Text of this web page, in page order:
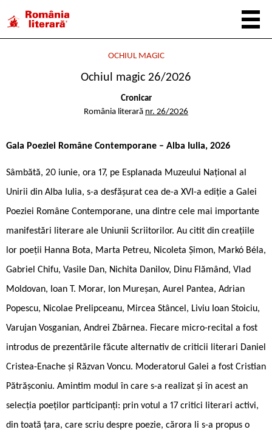
OCHIUL MAGIC
Ochiul magic 26/2026
Cronicar
România literară nr. 26/2026
Gala Poeziei Române Contemporane – Alba Iulia, 2026
Sâmbătă, 20 iunie, ora 17, pe Esplanada Muzeului Național al
Unirii din Alba Iulia, s-a desfășurat cea de-a XVI-a ediție a Galei
Poeziei Române Contemporane, una dintre cele mai importante
manifestări literare ale Uniunii Scriitorilor. Au citit din creațiile
lor poeții Hanna Bota, Marta Petreu, Nicoleta Șimon, Markó Béla,
Gabriel Chifu, Vasile Dan, Nichita Danilov, Dinu Flămând, Vlad
Moldovan, Ioan T. Morar, Ion Mureșan, Aurel Pantea, Adrian
Popescu, Nicolae Prelipceanu, Mircea Stâncel, Liviu Ioan Stoiciu,
Varujan Vosganian, Andrei Zbârnea. Fiecare micro-recital a fost
introdus de prezentările făcute alternativ de criticii literari Daniel
Cristea-Enache și Răzvan Voncu. Moderatorul Galei a fost Cristian
Pătrășconiu. Amintim modul în care s-a realizat și în acest an
selecția poeților participanți: prin votul a 17 critici literari activi,
din toată țara, care scriu despre poezie, cărora li s-a propus o